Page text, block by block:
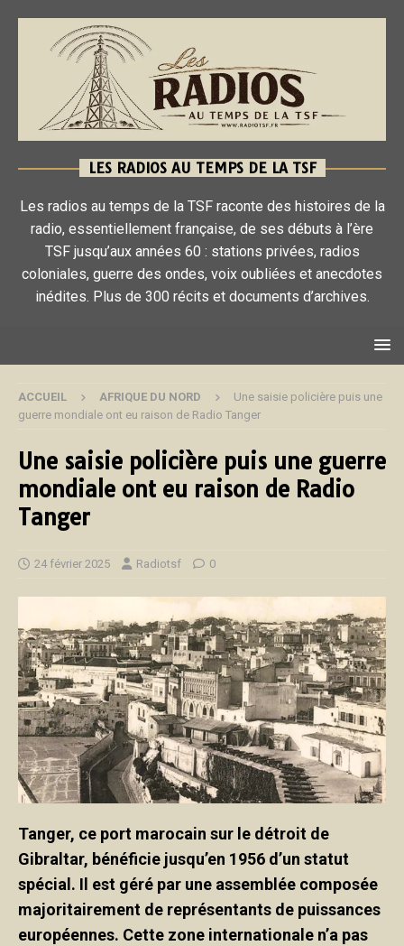
LES RADIOS AU TEMPS DE LA TSF
Les radios au temps de la TSF raconte des histoires de la
radio, essentiellement française, de ses débuts à l’ère
TSF jusqu’aux années 60 : stations privées, radios
coloniales, guerre des ondes, voix oubliées et anecdotes
inédites. Plus de 300 récits et documents d’archives.
ACCUEIL AFRIQUE DU NORD
Une saisie policière puis une
guerre mondiale ont eu raison de Radio Tanger
Une saisie policière puis une guerre
mondiale ont eu raison de Radio
Tanger
24 février 2025 Radiotsf 0
Tanger, ce port marocain sur le détroit de
Gibraltar, bénéficie jusqu’en 1956 d’un statut
spécial. Il est géré par une assemblée composée
majoritairement de représentants de puissances
européennes. Cette zone internationale n’a pas